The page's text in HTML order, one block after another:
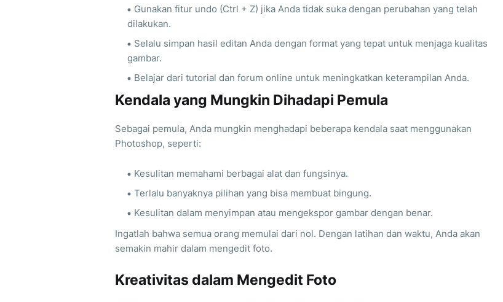
Gunakan fitur undo (Ctrl + Z) jika Anda tidak suka dengan perubahan yang telah
dilakukan.
Selalu simpan hasil editan Anda dengan format yang tepat untuk menjaga kualitas
gambar.
Belajar dari tutorial dan forum online untuk meningkatkan keterampilan Anda.
Kendala yang Mungkin Dihadapi Pemula
Sebagai pemula, Anda mungkin menghadapi beberapa kendala saat menggunakan
Photoshop, seperti:
Kesulitan memahami berbagai alat dan fungsinya.
Terlalu banyaknya pilihan yang bisa membuat bingung.
Kesulitan dalam menyimpan atau mengekspor gambar dengan benar.
Ingatlah bahwa semua orang memulai dari nol. Dengan latihan dan waktu, Anda akan
semakin mahir dalam mengedit foto.
Kreativitas dalam Mengedit Foto